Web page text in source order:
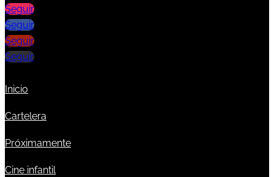
Seguir
Seguir
Seguir
Seguir
Inicio
Cartelera
Próximamente
Cine infantil